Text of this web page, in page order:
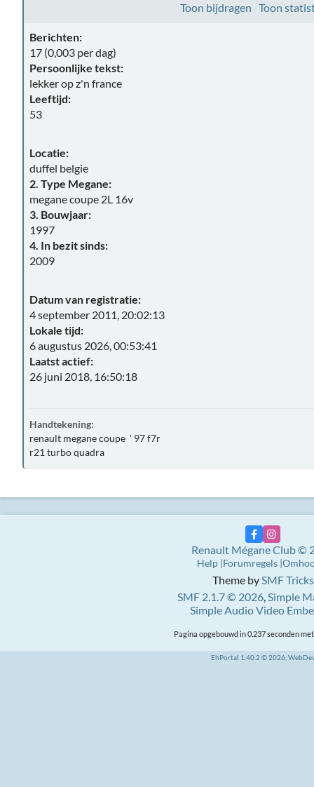
Toon bijdragen Toon
Berichten:
17 (0,003 per dag)
Persoonlijke tekst:
lekker op z'n france
Leeftijd:
53
Locatie:
duffel belgie
2. Type Megane:
megane coupe 2L 16v
3. Bouwjaar:
1997
4. In bezit sinds:
2009
Datum van registratie:
4 september 2011, 20:02:13
Lokale tijd:
6 augustus 2026, 00:53:41
Laatst actief:
26 juni 2018, 16:50:18
Handtekening:
renault megane coupe ' 97 f7r
r21 turbo quadra
Theme bySMF Tricks
SMF 2.1.7 © 2026,Simple
Simple Audio Video
Renault Mégane Club ©
Help Forumregels
Pagina opgebouwd in 0.237 seconden
EhPortal 1.40.2 © 2026,